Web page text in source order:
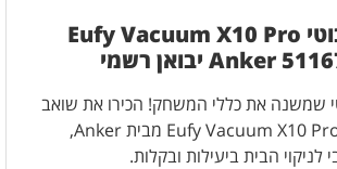
שואב אבק רובוטי Eufy Vacuum X10 Pro
שמשנה את כללי המשחק! הכירו את שואב
אבק רובוטי Eufy Vacuum X10 Pro Omni מבית Anker,
לניקוי הבית ביעילות ובקלות.